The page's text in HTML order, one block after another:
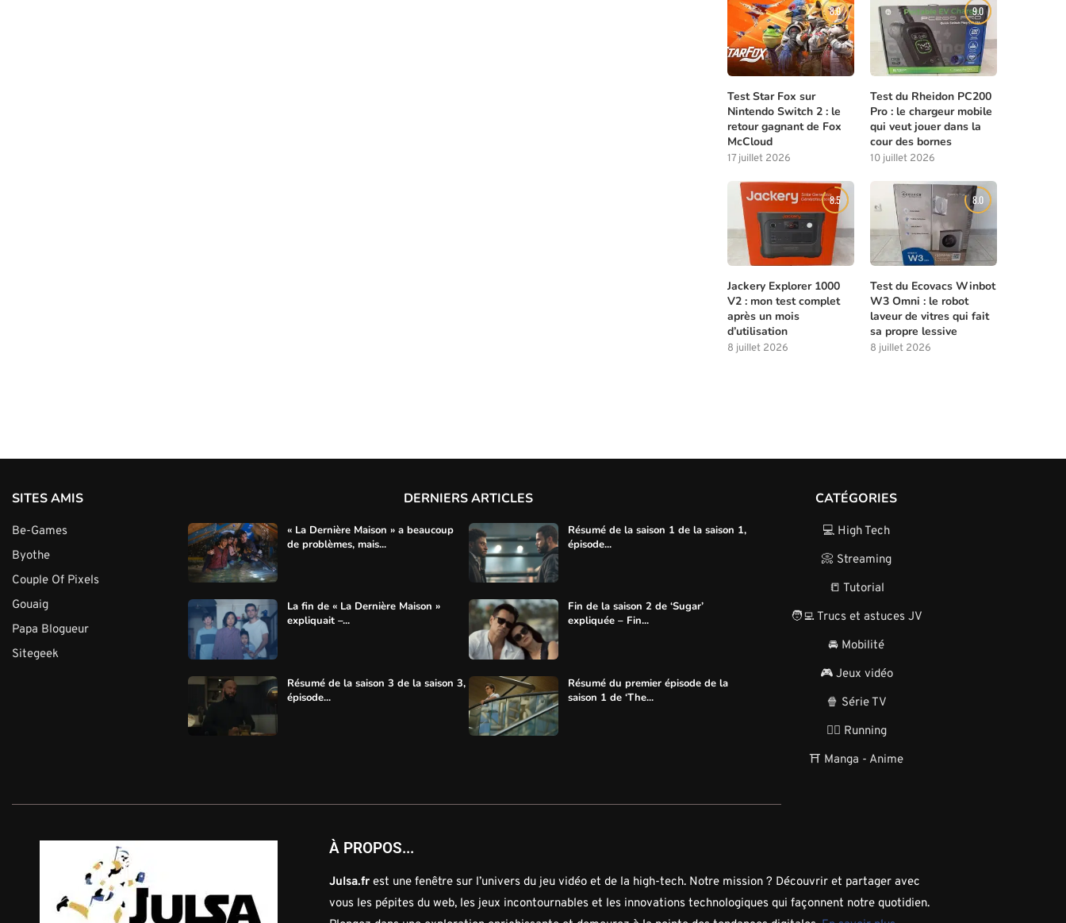
8.0
Test Star Fox sur
Nintendo Switch 2 : le
retour gagnant de Fox
McCloud
17 juillet 2026
9.0
Test du Rheidon PC200
Pro : le chargeur mobile
qui veut jouer dans la
cour des bornes
10 juillet 2026
8.5
Jackery Explorer 1000
V2 : mon test complet
après un mois
d’utilisation
8 juillet 2026
8.0
Test du Ecovacs Winbot
W3 Omni : le robot
laveur de vitres qui fait
sa propre lessive
8 juillet 2026
SITES AMIS
Be-Games
Byothe
Couple Of Pixels
Gouaig
Papa Blogueur
Sitegeek
DERNIERS ARTICLES
« La Dernière Maison » a beaucoup
de problèmes, mais...
Résumé de la saison 1 de la saison 1,
épisode...
La fin de « La Dernière Maison »
expliquait –...
Fin de la saison 2 de ‘Sugar’
expliquée – Fin...
Résumé de la saison 3 de la saison 3,
épisode...
Résumé du premier épisode de la
saison 1 de ‘The...
CATÉGORIES
💻 High Tech
📀 Streaming
📒 Tutorial
🧑‍💻 Trucs et astuces JV
🚘 Mobilité
🎮 Jeux vidéo
🍿 Série TV
🏃‍♂️ Running
⛩️ Manga - Anime
À PROPOS...
Julsa.frest une fenêtre sur l’univers du jeu vidéo et de la high-tech. Notre mission ? Découvrir et partager avec
vous les pépites du web, les jeux incontournables et les innovations technologiques qui façonnent notre quotidien.